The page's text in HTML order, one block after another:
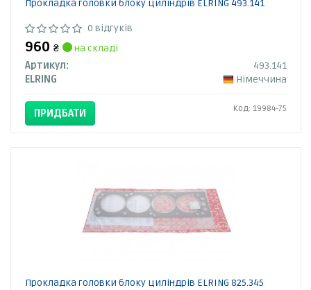
Прокладка головки блоку циліндрів ELRING 493.141
0 відгуків
960 ₴
на складі
Артикул:
493.141
ELRING
Німеччина
ПРИДБАТИ Код: 19984-75
Прокладка головки блоку циліндрів ELRING 825.345